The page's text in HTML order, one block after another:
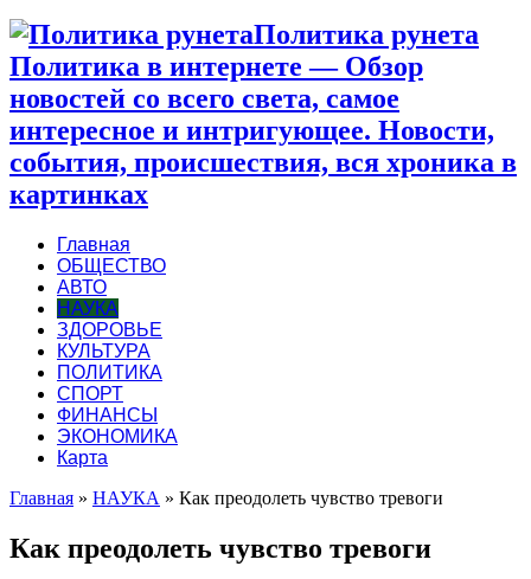
Политика рунета
Политика в интернете — Обзор
новостей со всего света, самое
интересное и интригующее. Новости,
события, происшествия, вся хроника в
картинках
Главная
ОБЩЕСТВО
АВТО
НАУКА
ЗДОРОВЬЕ
КУЛЬТУРА
ПОЛИТИКА
СПОРТ
ФИНАНСЫ
ЭКОНОМИКА
Карта
Главная » НАУКА » Как преодолеть чувство тревоги
Как преодолеть чувство тревоги